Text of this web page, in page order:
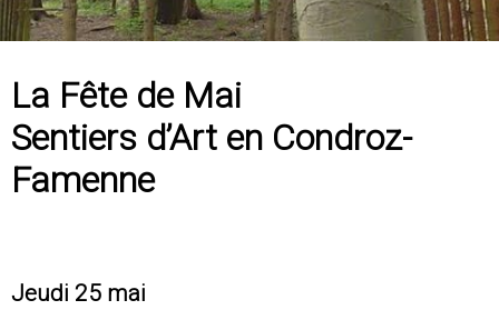
La Fête de Mai
Sentiers d’Art en Condroz-
Famenne
Jeudi 25 mai